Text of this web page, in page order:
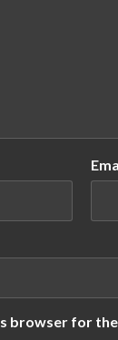
browser for